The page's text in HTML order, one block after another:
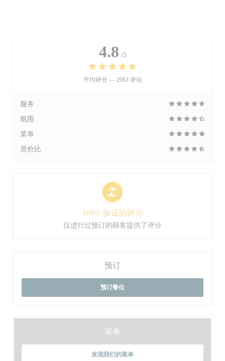
4.8 /5
平均评分 — 2063 评论
服务
氛围
菜单
质价比
100% 验证的评分
仅进行过预订的顾客提供了评分
预订
预订餐位
菜单
发现我们的菜单